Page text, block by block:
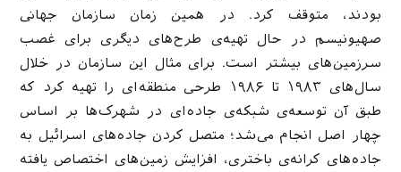
بودند، متوقف کرد. در همین زمان سازمان جهانی
صهیونیسم‌ در حال تهیه‌ی طرح‌های دیگری برای غصب
سرزمین‌های بیشتر است. برای مثال این سازمان در خلال
سال‌های ۱۹۸۳ تا ۱۹۸۶ طرحی منطقه‌ای را تهیه کرد که
طبق آن توسعه‌ی شبکه‌ی جاده‌ای در شهرک‌ها بر اساس
چهار اصل انجام می‌شد؛ متصل کردن جاده‌های اسرائیل به
جاده‌های کرانه‌ی باختری، افزایش زمین‌های اختصاص یافته